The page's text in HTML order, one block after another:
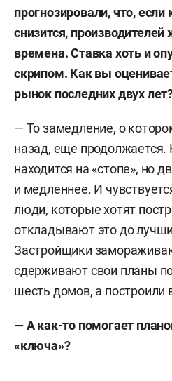
прогнозировали, что,
снизится,
времена. Ставка хоть и
скрипом. Как вы
рынок последних двух
— То замедление, о
назад, еще продолжается.
находится на «стопе», но
и медленнее. И
люди, которые хотят
откладывают это до
Застройщики
сдерживают свои планы
шесть домов, а построили
— А как-то помогает
«ключа»?